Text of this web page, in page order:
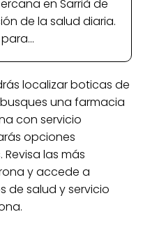
en Sarrià de
de la salud diaria.
localizar boticas de
una farmacia
con servicio
opciones
las más
y accede a
de salud y servicio